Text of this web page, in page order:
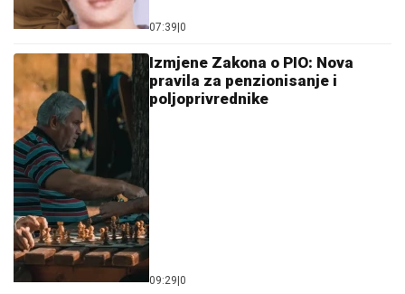
07:39 0
Izmjene Zakona o PIO: Nova
pravila za penzionisanje i
poljoprivrednike
09:29 0